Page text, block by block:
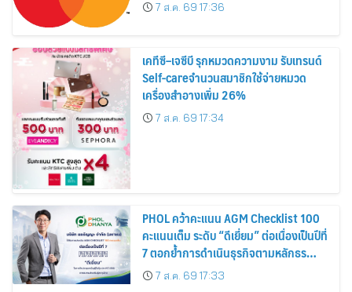
7 ส.ค. 69 17:36
เคทีซี–เจซีบี รุกหมวดความงาม รับเทรนด์
Self-careจำนวนสมาชิกใช้จ่ายหมวด
เครื่องสำอางเพิ่ม 26%
7 ส.ค. 69 17:34
PHOL คว้าคะแนน AGM Checklist 100
คะแนนเต็ม ระดับ “ดีเยี่ยม” ต่อเนื่องเป็นปีที่
7 ตอกย้ำการดำเนินธุรกิจตามหลักธร
รมาภิบาล โปร่งใส สร้างความเชื่อมั่นผู้ถือ
หุ้น
7 ส.ค. 69 17:33